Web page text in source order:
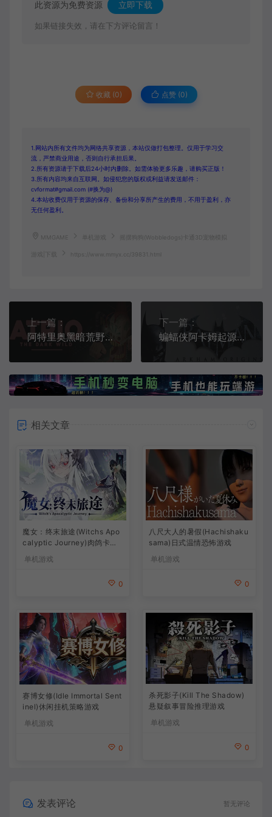
此资源为免费资源 立即下载
如果链接失效，请在下方评论留言！
收藏 (0) 点赞 (0)
1.网站内所有文件均为网络共享资源，本站仅做打包整理。仅用于学习交
流，严禁商业用途，否则自行承担后果。
2.所有资源请于下载后24小时内删除。如需体验更多乐趣，请购买正版！
3.所有内容均来自互联网。如侵犯您的版权或利益请发送邮件：
cvformat#gmail.com (#换为@)
4.本站收费仅用于资源的保存、备份和分享所产生的费用，不用于盈利，亦
无任何盈利。
MMGAME 摇摆狗狗(Wobbledogs)卡通3D宠物模拟
https://www.mmyx.cc/39831.html
上一篇：
阿特里奥黑暗荒野(Atrio The Dark Wild)末日自动化生存游戏|下载
下一篇：
蝙蝠侠阿卡姆起源(Batman: Arkham Origins)简中|PC|ACT|修改器|第三人称动作冒险游戏
相关文章
魔女：终末旅途(Witchs Apo
calyptic Journey)肉鸽卡牌
单机游戏
0
八尺大人的暑假(Hachishaku
sama)日式温情恐怖游戏
单机游戏
0
赛博女修(Idle Immortal Sent
inel)休闲挂机策略游戏
单机游戏
0
杀死影子(Kill The Shadow)
悬疑叙事冒险推理游戏
单机游戏
0
发表评论 暂无评论